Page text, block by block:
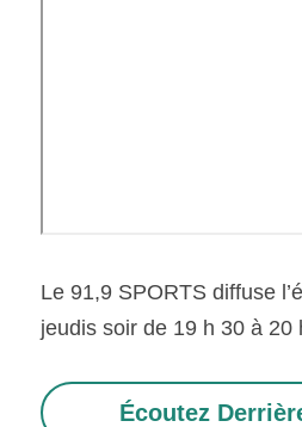
Le 91,9 SPORTS diffuse
jeudis soir de 19 h 30 à 20
Écoutez